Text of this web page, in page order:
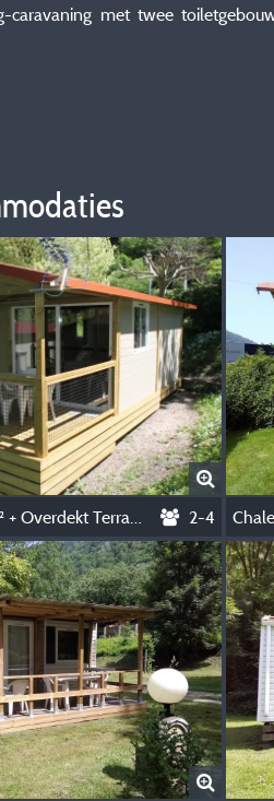
caravaning met twee
Chalet Némo 20M² + Overdekt Terras 8M² 2-4